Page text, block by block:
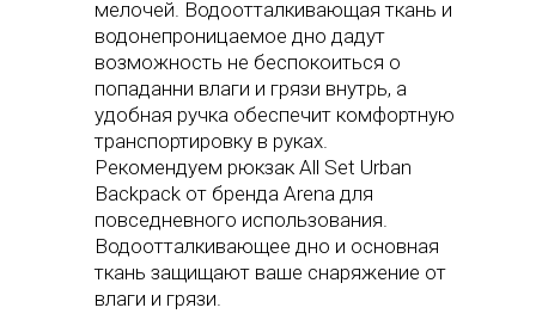
мелочей. Водоотталкивающая ткань и
водонепроницаемое дно дадут
возможность не беспокоиться о
попаданни влаги и грязи внутрь, а
удобная ручка обеспечит комфортную
транспортировку в руках.
Рекомендуем рюкзак All Set Urban
Backpack от бренда Arena для
повседневного использования.
Водоотталкивающее дно и основная
ткань защищают ваше снаряжение от
влаги и грязи.